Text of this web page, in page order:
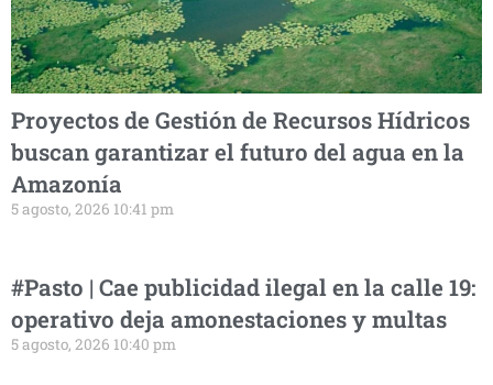
Proyectos de Gestión de Recursos Hídricos
buscan garantizar el futuro del agua en la
Amazonía
5 agosto, 2026 10:41 pm
#Pasto | Cae publicidad ilegal en la calle 19:
operativo deja amonestaciones y multas
5 agosto, 2026 10:40 pm